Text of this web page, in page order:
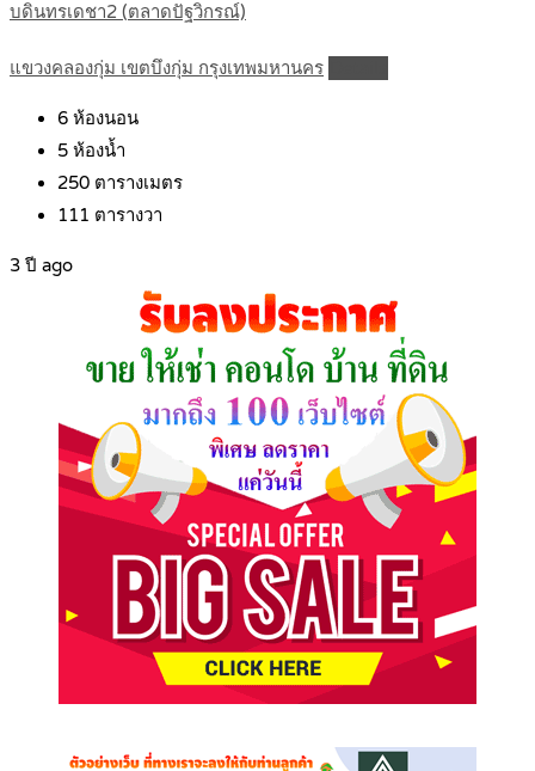
บดินทรเดชา2 (ตลาดปัฐวิกรณ์)
แขวงคลองกุ่ม เขตบึงกุ่ม กรุงเทพมหานคร
6 ห้องนอน
5 ห้องน้ำ
250 ตารางเมตร
111 ตารางวา
3 ปี ago